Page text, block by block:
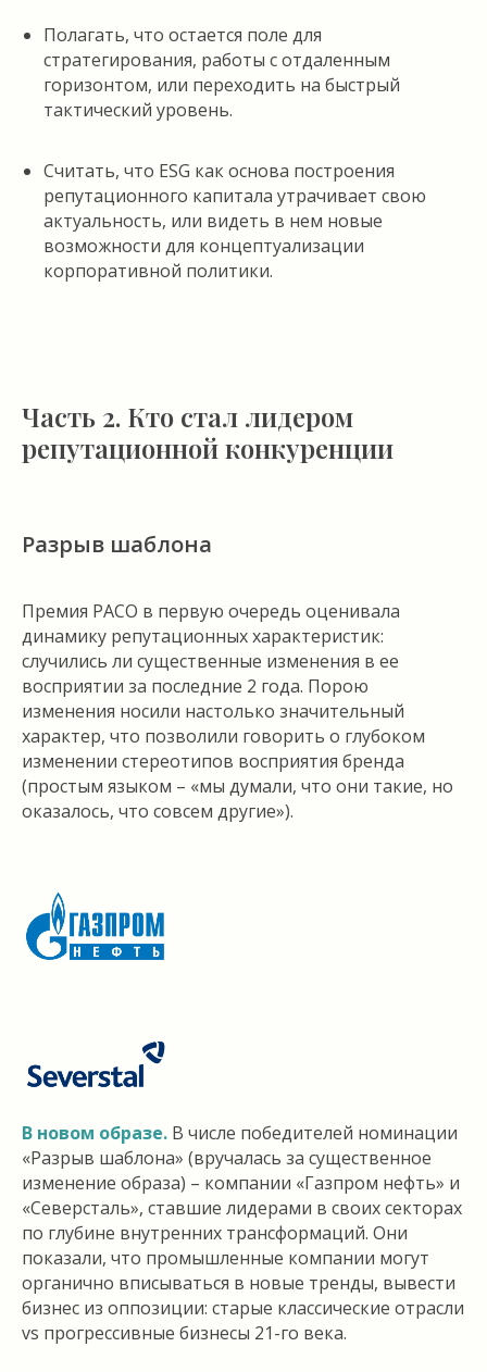
Полагать, что остается поле для
стратегирования, работы с отдаленным
горизонтом, или переходить на быстрый
тактический уровень.
Считать, что ESG как основа построения
репутационного капитала утрачивает свою
актуальность, или видеть в нем новые
возможности для концептуализации
корпоративной политики.
Часть 2. Кто стал лидером
репутационной конкуренции
Разрыв шаблона
Премия РАСО в первую очередь оценивала
динамику репутационных характеристик:
случились ли существенные изменения в ее
восприятии за последние 2 года. Порою
изменения носили настолько значительный
характер, что позволили говорить о глубоком
изменении стереотипов восприятия бренда
(простым языком – «мы думали, что они такие, но
оказалось, что совсем другие»).
В новом образе. В числе победителей номинации
«Разрыв шаблона» (вручалась за существенное
изменение образа) – компании «Газпром нефть» и
«Северсталь», ставшие лидерами в своих секторах
по глубине внутренних трансформаций. Они
показали, что промышленные компании могут
органично вписываться в новые тренды, вывести
бизнес из оппозиции: старые классические отрасли
vs прогрессивные бизнесы 21-го века.